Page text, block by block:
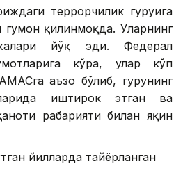
террорчилик гуруҳига
гумон қилинмоқда. Уларнинг
йўқ эди. Федерал
кўра, улар кўп
аъзо бўлиб, гуруҳнинг
иштирок этган ва
раҳбарияти билан яқин
йилларда тайёрланган